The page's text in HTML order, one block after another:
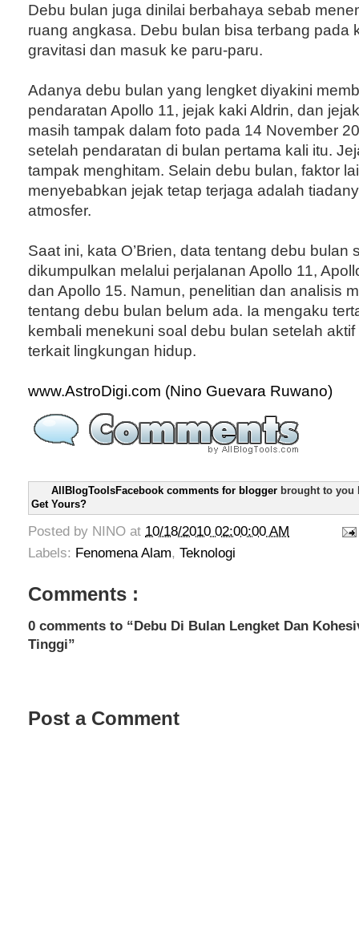
Debu bulan juga dinilai berbahaya sebab
ruang angkasa. Debu bulan bisa terbang pada
gravitasi dan masuk ke paru-paru.
Adanya debu bulan yang lengket diyakini
pendaratan Apollo 11, jejak kaki Aldrin, dan
masih tampak dalam foto pada 14 November
setelah pendaratan di bulan pertama kali itu.
tampak menghitam. Selain debu bulan, faktor
menyebabkan jejak tetap terjaga adalah
atmosfer.
Saat ini, kata O’Brien, data tentang debu bulan
dikumpulkan melalui perjalanan Apollo 11,
dan Apollo 15. Namun, penelitian dan analisis
tentang debu bulan belum ada. Ia mengaku
kembali menekuni soal debu bulan setelah
terkait lingkungan hidup.
www.AstroDigi.com (Nino Guevara Ruwano)
AllBlogToolsFacebook comments for blogger brought to you
Get Yours?
Posted by NINO at 10/18/2010 02:00:00 AM
Labels: Fenomena Alam, Teknologi
Comments :
0 comments to “Debu Di Bulan Lengket Dan
Tinggi”
Post a Comment